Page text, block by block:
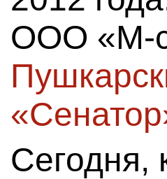
ООО «М-
Сегодня,